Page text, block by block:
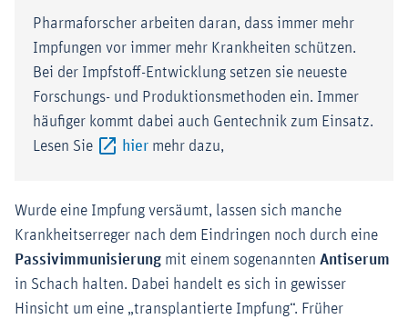
Pharmaforscher arbeiten daran, dass immer mehr
Impfungen vor immer mehr Krankheiten schützen.
Bei der Impfstoff-Entwicklung setzen sie neueste
Forschungs- und Produktionsmethoden ein. Immer
häufiger kommt dabei auch Gentechnik zum Einsatz.
Lesen Sie
hier Externer-Link (Öffnet im neuen Fenster)
mehr dazu,
Wurde eine Impfung versäumt, lassen sich manche
Krankheitserreger nach dem Eindringen noch durch eine
Passivimmunisierung mit einem sogenannten Antiserum
in Schach halten. Dabei handelt es sich in gewisser
Hinsicht um eine „transplantierte Impfung“. Früher